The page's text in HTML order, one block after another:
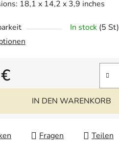
18,1 x 14,2 x 3,9 inches
In stock (5 St)
IN DEN WARENKORB
Fragen Teilen